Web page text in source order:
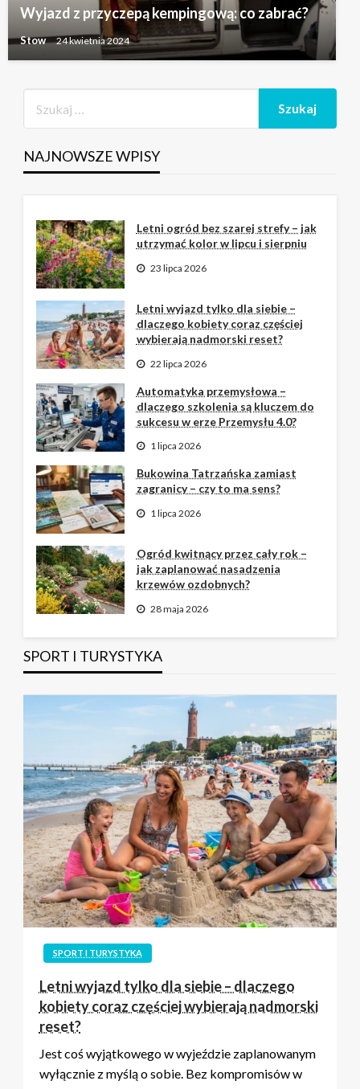
Wyjazd z przyczepą kempingową: co zabrać?
Stow 24 kwietnia 2024
NAJNOWSZE WPISY
Letni ogród bez szarej strefy – jak
utrzymać kolor w lipcu i sierpniu
23 lipca 2026
Letni wyjazd tylko dla siebie –
dlaczego kobiety coraz częściej
wybierają nadmorski reset?
22 lipca 2026
Automatyka przemysłowa –
dlaczego szkolenia są kluczem do
sukcesu w erze Przemysłu 4.0?
1 lipca 2026
Bukowina Tatrzańska zamiast
zagranicy – czy to ma sens?
1 lipca 2026
Ogród kwitnący przez cały rok –
jak zaplanować nasadzenia
krzewów ozdobnych?
28 maja 2026
SPORT I TURYSTYKA
SPORT I TURYSTYKA
Letni wyjazd tylko dla siebie – dlaczego
kobiety coraz częściej wybierają nadmorski
reset?
Jest coś wyjątkowego w wyjeździe zaplanowanym
wyłącznie z myślą o sobie. Bez kompromisów w